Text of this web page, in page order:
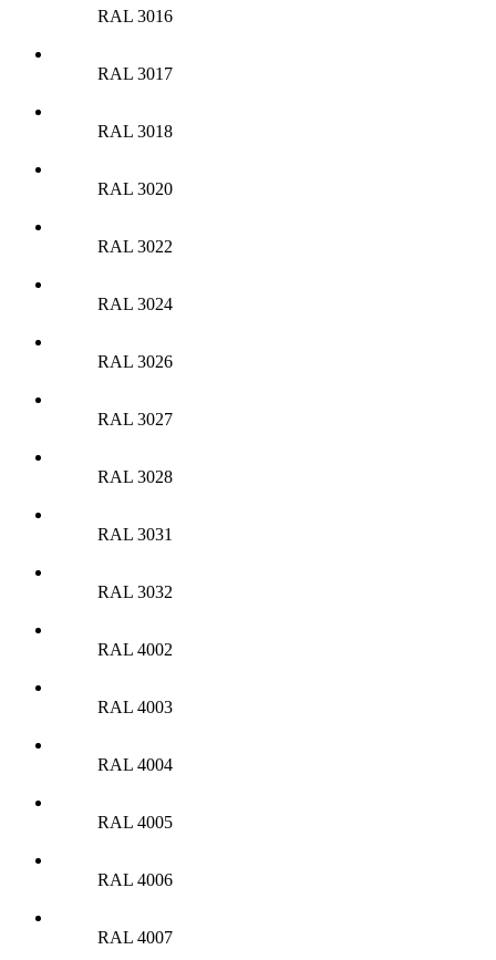
RAL 3016
RAL 3017
RAL 3018
RAL 3020
RAL 3022
RAL 3024
RAL 3026
RAL 3027
RAL 3028
RAL 3031
RAL 3032
RAL 4002
RAL 4003
RAL 4004
RAL 4005
RAL 4006
RAL 4007